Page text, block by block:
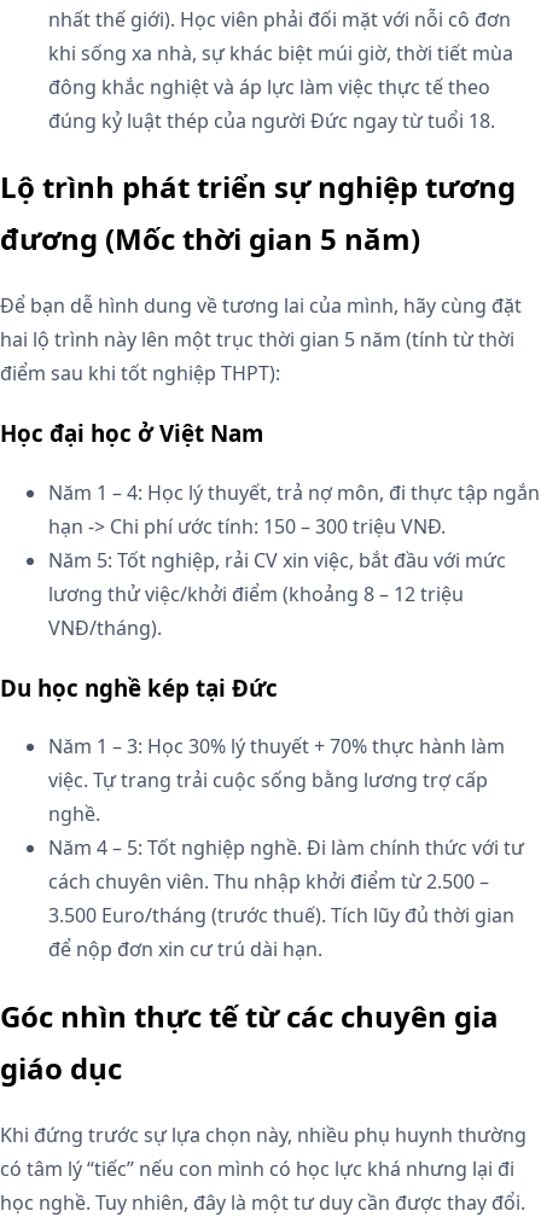
nhất thế giới). Học viên phải đối mặt với nỗi cô đơn
khi sống xa nhà, sự khác biệt múi giờ, thời tiết mùa
đông khắc nghiệt và áp lực làm việc thực tế theo
đúng kỷ luật thép của người Đức ngay từ tuổi 18.
Lộ trình phát triển sự nghiệp tương
đương (Mốc thời gian 5 năm)
Để bạn dễ hình dung về tương lai của mình, hãy cùng đặt
hai lộ trình này lên một trục thời gian 5 năm (tính từ thời
điểm sau khi tốt nghiệp THPT):
Học đại học ở Việt Nam
Năm 1 – 4: Học lý thuyết, trả nợ môn, đi thực tập ngắn
hạn -> Chi phí ước tính: 150 – 300 triệu VNĐ.
Năm 5: Tốt nghiệp, rải CV xin việc, bắt đầu với mức
lương thử việc/khởi điểm (khoảng 8 – 12 triệu
VNĐ/tháng).
Du học nghề kép tại Đức
Năm 1 – 3: Học 30% lý thuyết + 70% thực hành làm
việc. Tự trang trải cuộc sống bằng lương trợ cấp
nghề.
Năm 4 – 5: Tốt nghiệp nghề. Đi làm chính thức với tư
cách chuyên viên. Thu nhập khởi điểm từ 2.500 –
3.500 Euro/tháng (trước thuế). Tích lũy đủ thời gian
để nộp đơn xin cư trú dài hạn.
Góc nhìn thực tế từ các chuyên gia
giáo dục
Khi đứng trước sự lựa chọn này, nhiều phụ huynh thường
có tâm lý “tiếc” nếu con mình có học lực khá nhưng lại đi
học nghề. Tuy nhiên, đây là một tư duy cần được thay đổi.